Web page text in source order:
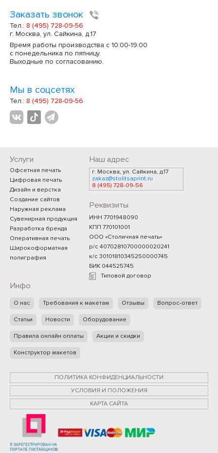
Заказать звонок
Тел.: 8 (495) 728-09-56
г. Москва, ул. Сайкина, д.17
Время работы производства с 10:00-19:00
с понедельника по пятницу.
Выходные по согласованию.
Мы в соцсетях
Тел.: 8 (495) 728-09-56
Услуги
Офсетная печать
Цифровая печать
Дизайн и верстка
Создание сайтов
Наружная реклама
Сувенирная продукция
Разработка бренда
Оперативная печать
Широкоформатная
полиграфия
Наш адрес
г. Москва, ул. Сайкина, д.17
zakaz@stolitsaprint.ru
8 (495) 728-09-56
Реквизиты
ИНН 7701948090
КПП 770101001
ООО «Столичная печать»
р/с 40702810700000020241
к/с 30101810345250000745
БИК 044525745
Типовой договор
Инфо
О нас Требования к макетам Отзывы Вопрос-ответ
Статьи Новости Оборудование
Правила онлайн оплаты Акции и скидки
Конструктор макетов
ПОЛИТИКА КОНФИДЕНЦИАЛЬНОСТИ
УСЛОВИЯ И ПОЛОЖЕНИЯ
КАРТА САЙТА